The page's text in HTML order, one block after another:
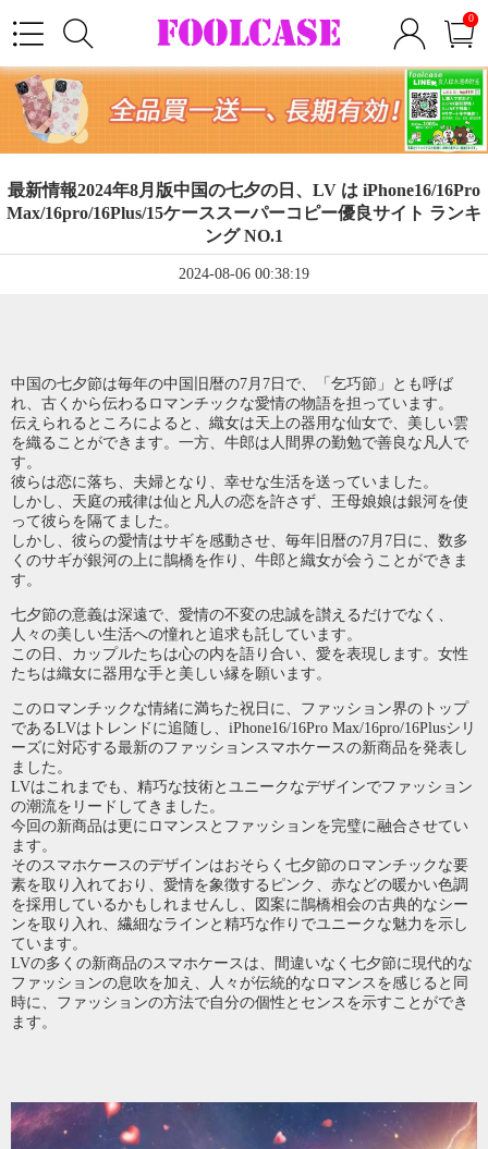
0
最新情報2024年8月版中国の七夕の日、LV は iPhone16/16Pro
Max/16pro/16Plus/15ケーススーパーコピー優良サイト ランキ
ング NO.1
2024-08-06 00:38:19
中国の七夕節は毎年の中国旧暦の7月7日で、「乞巧節」とも呼ば
れ、古くから伝わるロマンチックな愛情の物語を担っています。
伝えられるところによると、織女は天上の器用な仙女で、美しい雲
を織ることができます。一方、牛郎は人間界の勤勉で善良な凡人で
す。
彼らは恋に落ち、夫婦となり、幸せな生活を送っていました。
しかし、天庭の戒律は仙と凡人の恋を許さず、王母娘娘は銀河を使
って彼らを隔てました。
しかし、彼らの愛情はサギを感動させ、毎年旧暦の7月7日に、数多
くのサギが銀河の上に鵲橋を作り、牛郎と織女が会うことができま
す。
七夕節の意義は深遠で、愛情の不変の忠誠を讃えるだけでなく、
人々の美しい生活への憧れと追求も託しています。
この日、カップルたちは心の内を語り合い、愛を表現します。女性
たちは織女に器用な手と美しい縁を願います。
このロマンチックな情緒に満ちた祝日に、ファッション界のトップ
であるLVはトレンドに追随し、iPhone16/16Pro Max/16pro/16Plusシリ
ーズに対応する最新のファッションスマホケースの新商品を発表し
ました。
LVはこれまでも、精巧な技術とユニークなデザインでファッション
の潮流をリードしてきました。
今回の新商品は更にロマンスとファッションを完璧に融合させてい
ます。
そのスマホケースのデザインはおそらく七夕節のロマンチックな要
素を取り入れており、愛情を象徴するピンク、赤などの暖かい色調
を採用しているかもしれませんし、図案に鵲橋相会の古典的なシー
ンを取り入れ、繊細なラインと精巧な作りでユニークな魅力を示し
ています。
LVの多くの新商品のスマホケースは、間違いなく七夕節に現代的な
ファッションの息吹を加え、人々が伝統的なロマンスを感じると同
時に、ファッションの方法で自分の個性とセンスを示すことができ
ます。